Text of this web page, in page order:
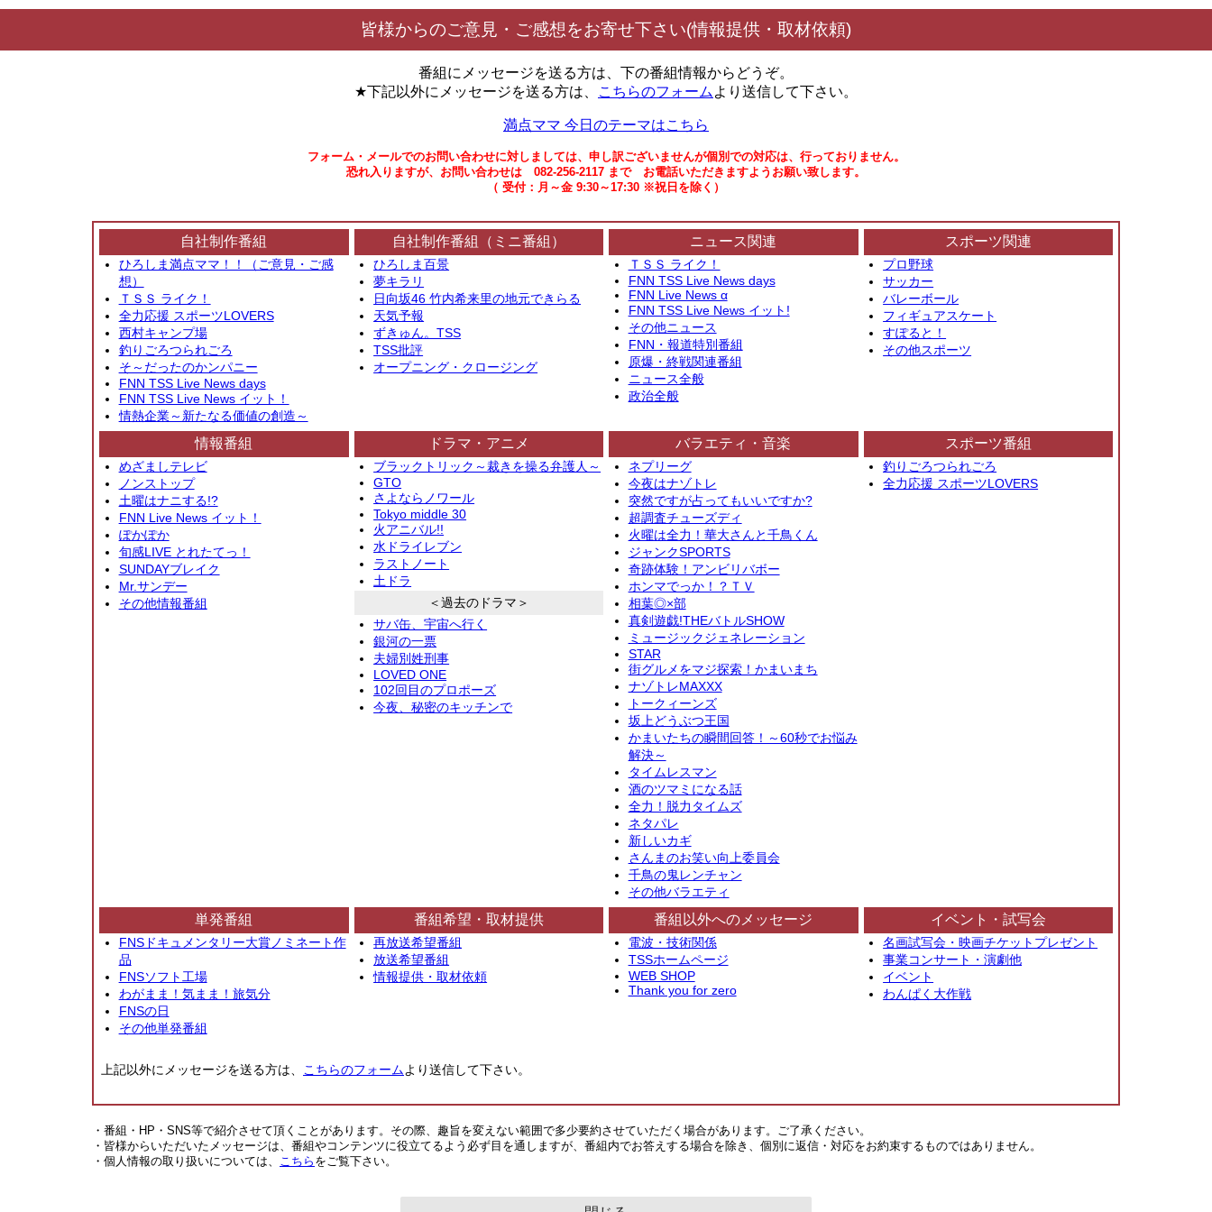
皆様からのご意見・ご感想をお寄せ下さい(情報提供・取材依頼)
番組にメッセージを送る方は、下の番組情報からどうぞ。
★下記以外にメッセージを送る方は、
こちらのフォーム より送信して下さい。
満点ママ 今日のテーマはこちら
フォーム・メールでのお問い合わせに対しましては、申し訳ございませんが個別での対応は、行っておりません。
恐れ入りますが、お問い合わせは 082-256-2117 まで お電話いただきますようお願い致します。
（ 受付：月～金 9:30～17:30 ※祝日を除く）
自社制作番組
ひろしま満点ママ！！（ご意見・ご感
想）
ＴＳＳ ライク！
全力応援 スポーツLOVERS
西村キャンプ場
釣りごろつられごろ
そ～だったのかンパニー
FNN TSS Live News days
FNN TSS Live News イット！
情熱企業～新たなる価値の創造～
自社制作番組（ミニ番組）
ひろしま百景
夢キラリ
日向坂46 竹内希来里の地元できらる
天気予報
ずきゅん。TSS
TSS批評
オープニング・クロージング
ニュース関連
ＴＳＳ ライク！
FNN TSS Live News days
FNN Live News α
FNN TSS Live News イット!
その他ニュース
FNN・報道特別番組
原爆・終戦関連番組
ニュース全般
政治全般
スポーツ関連
プロ野球
サッカー
バレーボール
フィギュアスケート
すぽると！
その他スポーツ
情報番組
めざましテレビ
ノンストップ
土曜はナニする!?
FNN Live News イット！
ぽかぽか
旬感LIVE とれたてっ！
SUNDAYブレイク
Mr.サンデー
その他情報番組
ドラマ・アニメ
ブラックトリック～裁きを操る弁護人～
GTO
さよならノワール
Tokyo middle 30
火アニバル!!
水ドライレブン
ラストノート
土ドラ
＜過去のドラマ＞
サバ缶、宇宙へ行く
銀河の一票
夫婦別姓刑事
LOVED ONE
102回目のプロポーズ
今夜、秘密のキッチンで
バラエティ・音楽
ネプリーグ
今夜はナゾトレ
突然ですが占ってもいいですか?
超調査チューズディ
火曜は全力！華大さんと千鳥くん
ジャンクSPORTS
奇跡体験！アンビリバボー
ホンマでっか！？ＴＶ
相葉◎×部
真剣遊戯!THEバトルSHOW
ミュージックジェネレーション
STAR
街グルメをマジ探索！かまいまち
ナゾトレMAXXX
トークィーンズ
坂上どうぶつ王国
かまいたちの瞬間回答！～60秒でお悩み
解決～
タイムレスマン
酒のツマミになる話
全力！脱力タイムズ
ネタパレ
新しいカギ
さんまのお笑い向上委員会
千鳥の鬼レンチャン
その他バラエティ
スポーツ番組
釣りごろつられごろ
全力応援 スポーツLOVERS
単発番組
FNSドキュメンタリー大賞ノミネート作
品
FNSソフト工場
わがまま！気まま！旅気分
FNSの日
その他単発番組
番組希望・取材提供
再放送希望番組
放送希望番組
情報提供・取材依頼
番組以外へのメッセージ
電波・技術関係
TSSホームページ
WEB SHOP
Thank you for zero
イベント・試写会
名画試写会・映画チケットプレゼント
事業コンサート・演劇他
イベント
わんぱく大作戦
上記以外にメッセージを送る方は、 こちらのフォームより送信して下さい。
・番組・HP・SNS等で紹介させて頂くことがあります。その際、趣旨を変えない範囲で多少要約させていただく場合があります。ご了承ください。
・皆様からいただいたメッセージは、番組やコンテンツに役立てるよう必ず目を通しますが、番組内でお答えする場合を除き、個別に返信・対応をお約束するものではありません。
・個人情報の取り扱いについては、
こちら をご覧下さい。